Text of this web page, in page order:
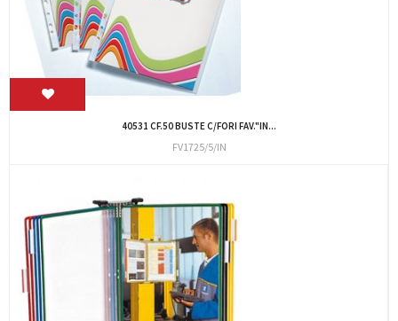
40531 CF.50 BUSTE C/FORI FAV."IN...
FV1725/5/IN